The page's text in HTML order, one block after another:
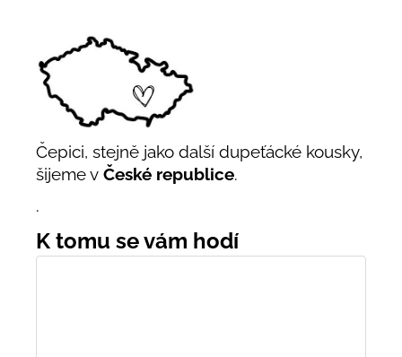
Čepici, stejně jako další dupeťácké kousky,
šijeme v České republice.
.